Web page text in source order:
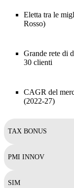
Eletta tra le
Rosso)
Grande rete di
30 clienti
CAGR del
(2022-27)
TAX BONUS
PMI INNOV
SIM